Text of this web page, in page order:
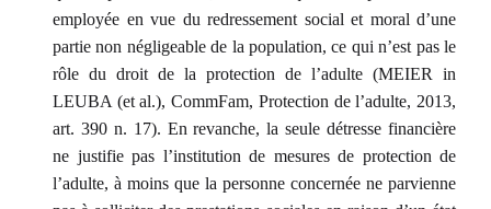
employée en vue du redressement social et moral d’une
partie non négligeable de la population, ce qui n’est pas le
rôle du droit de la protection de l’adulte (MEIER in
LEUBA (et al.), CommFam, Protection de l’adulte, 2013,
art. 390 n. 17). En revanche, la seule détresse financière
ne justifie pas l’institution de mesures de protection de
l’adulte, à moins que la personne concernée ne parvienne